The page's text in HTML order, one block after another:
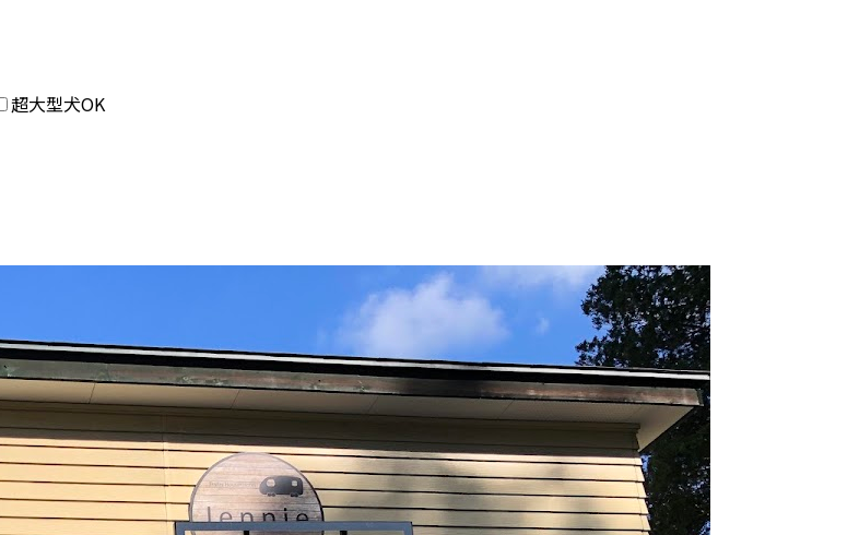
超大型犬OK